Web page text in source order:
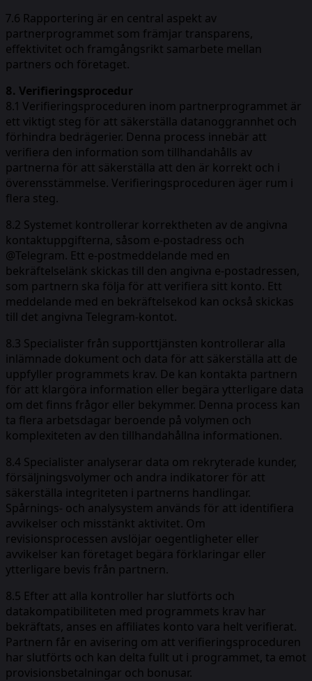
7.6 Rapportering är en central aspekt av
partnerprogrammet som främjar transparens,
effektivitet och framgångsrikt samarbete mellan
partners och företaget.
8. Verifieringsprocedur
8.1 Verifieringsproceduren inom partnerprogrammet är
ett viktigt steg för att säkerställa datanoggrannhet och
förhindra bedrägerier. Denna process innebär att
verifiera den information som tillhandahålls av
partnerna för att säkerställa att den är korrekt och i
överensstämmelse. Verifieringsproceduren äger rum i
flera steg.
8.2 Systemet kontrollerar korrektheten av de angivna
kontaktuppgifterna, såsom e-postadress och
@Telegram. Ett e-postmeddelande med en
bekräftelselänk skickas till den angivna e-postadressen,
som partnern ska följa för att verifiera sitt konto. Ett
meddelande med en bekräftelsekod kan också skickas
till det angivna Telegram-kontot.
8.3 Specialister från supporttjänsten kontrollerar alla
inlämnade dokument och data för att säkerställa att de
uppfyller programmets krav. De kan kontakta partnern
för att klargöra information eller begära ytterligare data
om det finns frågor eller bekymmer. Denna process kan
ta flera arbetsdagar beroende på volymen och
komplexiteten av den tillhandahållna informationen.
8.4 Specialister analyserar data om rekryterade kunder,
försäljningsvolymer och andra indikatorer för att
säkerställa integriteten i partnerns handlingar.
Spårnings- och analysystem används för att identifiera
avvikelser och misstänkt aktivitet. Om
revisionsprocessen avslöjar oegentligheter eller
avvikelser kan företaget begära förklaringar eller
ytterligare bevis från partnern.
8.5 Efter att alla kontroller har slutförts och
datakompatibiliteten med programmets krav har
bekräftats, anses en affiliates konto vara helt verifierat.
Partnern får en avisering om att verifieringsproceduren
har slutförts och kan delta fullt ut i programmet, ta emot
provisionsbetalningar och bonusar.